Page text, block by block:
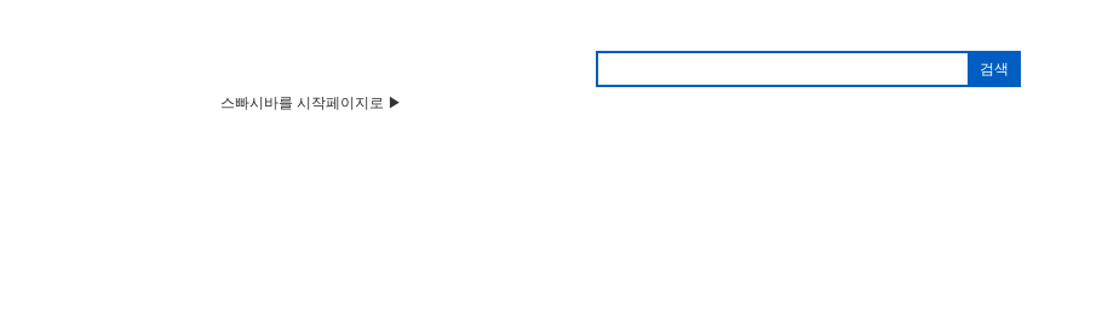
스빠시바를 시작페이지로 ▶